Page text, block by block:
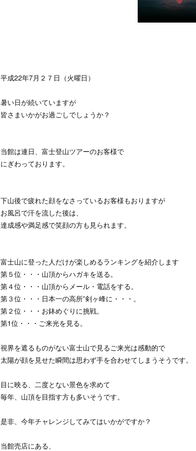
平成22年7月２７日（火曜日）
暑い日が続いていますが
皆さまいかがお過ごしでしょうか？
当館は連日、富士登山ツアーのお客様で
にぎわっております。
下山後で疲れた顔をなさっているお客様もおりますが
お風呂で汗を流した後は、
達成感や満足感で笑顔の方も見られます。
富士山に登った人だけが楽しめるランキングを紹介します
第５位・・・山頂からハガキを送る。
第４位・・・山頂からメール・電話をする。
第３位・・・日本一の高所”剣ヶ峰に・・・。
第２位・・・お鉢めぐりに挑戦。
第1位・・・ご来光を見る。
視界を遮るものがない富士山で見るご来光は感動的で
太陽が顔を見せた瞬間は思わず手を合わせてしまうそうです。
目に映る、二度とない景色を求めて
毎年、山頂を目指す方も多いそうです。
是非、今年チャレンジしてみてはいかがですか？
当館売店にある、